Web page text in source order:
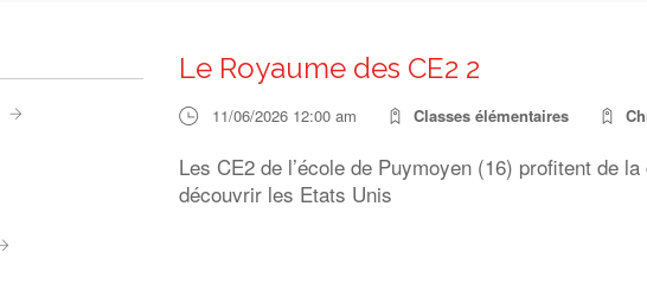
Le Royaume des CE2 2
11/06/2026 12:00 am Classes élémentaires
Les CE2 de l’école de Puymoyen (16) profitent de
découvrir les Etats Unis